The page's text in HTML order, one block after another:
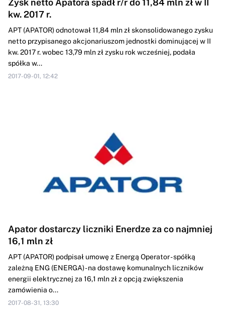
kw. 2017 r.
APT (APATOR) odnotował 11,84 mln zł skonsolidowanego zysku
netto przypisanego akcjonariuszom jednostki dominującej w II
kw. 2017 r. wobec 13,79 mln zł zysku rok wcześniej, podała
spółka w...
2017-09-01, 12:42
Apator dostarczy liczniki Enerdze za co najmniej
16,1 mln zł
APT (APATOR) podpisał umowę z Energą Operator - spółką
zależną ENG (ENERGA) - na dostawę komunalnych liczników
energii elektrycznej za 16,1 mln zł z opcją zwiększenia
zamówienia o...
2017-08-31, 13:30